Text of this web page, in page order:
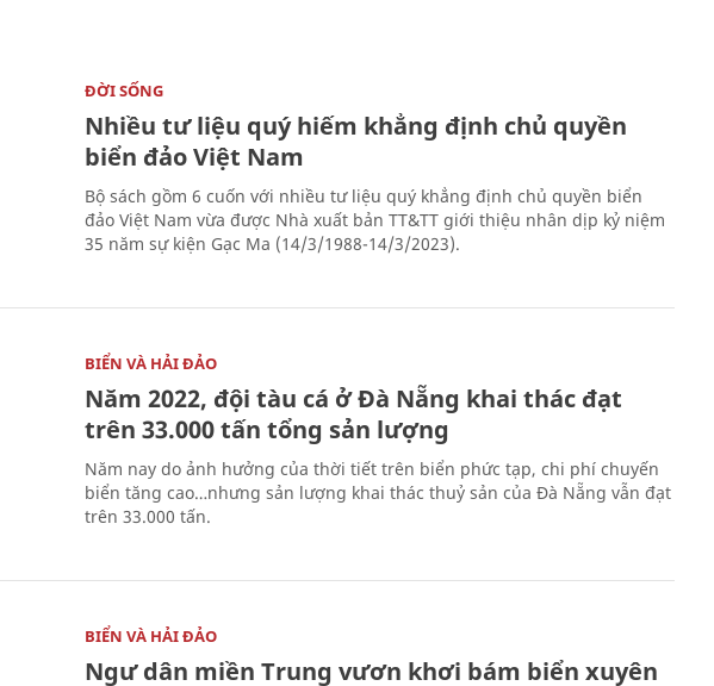
ĐỜI SỐNG
Nhiều tư liệu quý hiếm khẳng định chủ quyền
biển đảo Việt Nam
Bộ sách gồm 6 cuốn với nhiều tư liệu quý khẳng định chủ quyền biển
đảo Việt Nam vừa được Nhà xuất bản TT&TT giới thiệu nhân dịp kỷ niệm
35 năm sự kiện Gạc Ma (14/3/1988-14/3/2023).
BIỂN VÀ HẢI ĐẢO
Năm 2022, đội tàu cá ở Đà Nẵng khai thác đạt
trên 33.000 tấn tổng sản lượng
Năm nay do ảnh hưởng của thời tiết trên biển phức tạp, chi phí chuyến
biển tăng cao…nhưng sản lượng khai thác thuỷ sản của Đà Nẵng vẫn đạt
trên 33.000 tấn.
BIỂN VÀ HẢI ĐẢO
Ngư dân miền Trung vươn khơi bám biển xuyên